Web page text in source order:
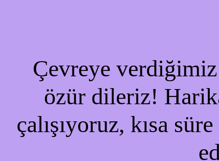
Çevreye verdiğimiz
özür dileriz!
çalışıyoruz, kısa